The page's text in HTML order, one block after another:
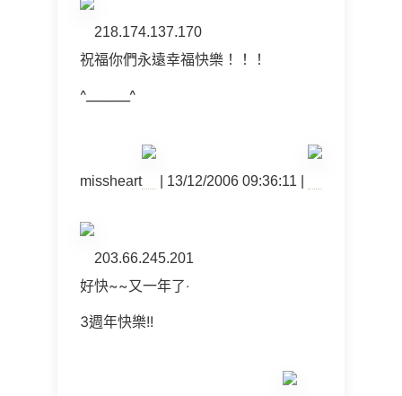
218.174.137.170
祝福你們永遠幸福快樂！！！
^_______^
missheart | 13/12/2006 09:36:11 |
203.66.245.201
好快~~又一年了‧
3週年快樂!!